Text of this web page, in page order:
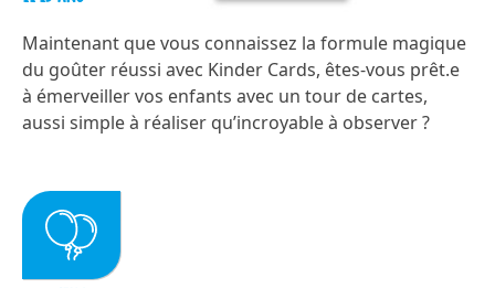
Maintenant que vous connaissez la formule magique
du goûter réussi avec Kinder Cards, êtes-vous prêt.e
à émerveiller vos enfants avec un tour de cartes,
aussi simple à réaliser qu’incroyable à observer ?